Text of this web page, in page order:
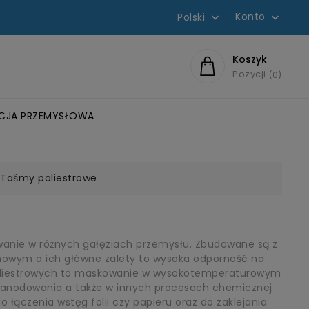
Polski  Konto 
Koszyk
Pozycji 0
PRZEMYSŁOWA
Taśmy poliestrowe
w różnych gałęziach przemysłu. Zbudowane są z
a ich główne zalety to wysoka odporność na
to maskowanie w wysokotemperaturowym
a także w innych procesach chemicznej
łączenia wstęg folii czy papieru oraz do zaklejania